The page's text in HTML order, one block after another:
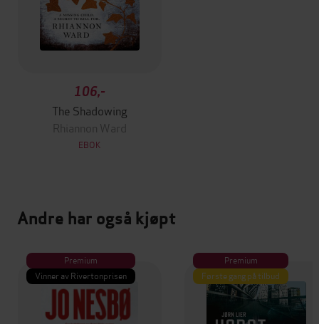
106,-
The Shadowing
Rhiannon Ward
EBOK
Andre har også kjøpt
Premium
Vinner av Rivertonprisen
Premium
Første gang på tilbud